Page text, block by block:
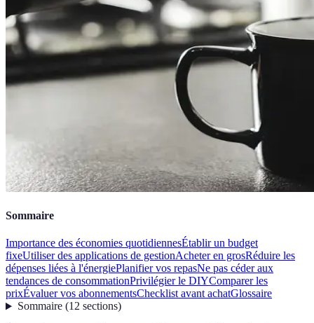
Sommaire
Importance des économies quotidiennesÉtablir un budget
fixeUtiliser des applications de gestionAcheter en grosRéduire les
dépenses liées à l'énergiePlanifier vos repasNe pas céder aux
tendances de consommationPrivilégier le DIYComparer les
prixÉvaluer vos abonnementsChecklist avant achatGlossaire
Sommaire(12 sections)